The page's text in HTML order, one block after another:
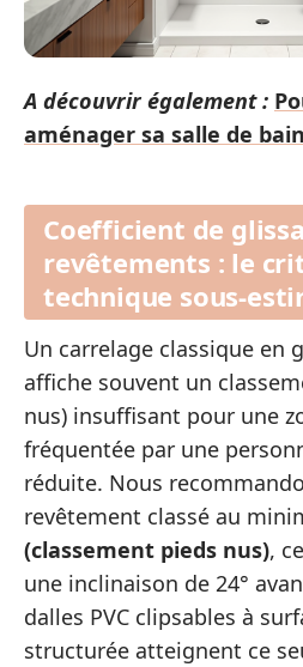
A découvrir également :
aménager sa salle de
Coefficient de
revêtements : le
technique sous-
Un carrelage classique en
affiche souvent un
nus) insuffisant pour une
fréquentée par une
réduite. Nous
revêtement classé au
(classement pieds nus),
une inclinaison de 24°
dalles PVC clipsables à
structurée atteignent ce